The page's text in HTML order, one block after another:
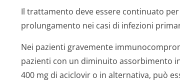
Il trattamento deve essere continuato
prolungamento nei casi di infezioni
Nei pazienti gravemente
pazienti con un diminuito assorbimento
400 mg di aciclovir o in alternativa, può